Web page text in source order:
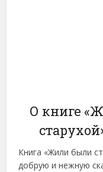
О книге
Книга «Жили были
добрую и нежную